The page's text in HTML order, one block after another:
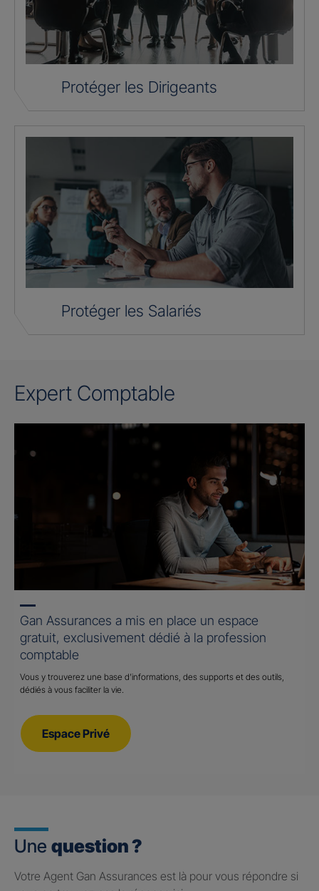
Protéger les Dirigeants
Protéger les Salariés
Expert Comptable
Gan Assurances a mis en place un espace
gratuit, exclusivement dédié à la profession
comptable
Vous y trouverez une base d’informations, des supports et des outils,
dédiés à vous faciliter la vie.
Espace Privé
Une question ?
Votre Agent Gan Assurances est là pour vous répondre si